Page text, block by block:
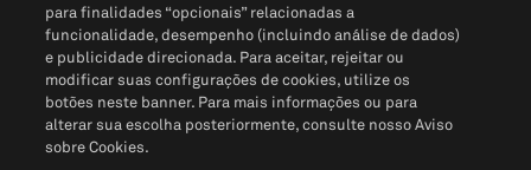
para finalidades “opcionais” relacionadas a
funcionalidade, desempenho (incluindo análise de dados)
e publicidade direcionada. Para aceitar, rejeitar ou
modificar suas configurações de cookies, utilize os
botões neste banner. Para mais informações ou para
alterar sua escolha posteriormente, consulte nosso Aviso
sobre Cookies.